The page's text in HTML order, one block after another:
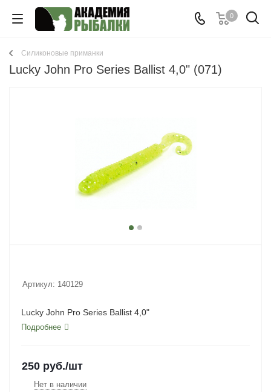
0
Cиликоновые приманки
Lucky John Pro Series Ballist 4,0" (071)
Артикул: 140129
Lucky John Pro Series Ballist 4,0"
Подробнее
250 руб./шт
Нет в наличии